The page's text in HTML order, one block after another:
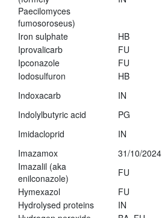
Paecilomyces
fumosoroseus)
Iron sulphate HB
Iprovalicarb
FU
Ipconazole
FU
Iodosulfuron
HB
Indoxacarb
IN
Indolylbutyric acid
PG
Imidacloprid
IN
Imazamox
31/10/2024
Imazalil (aka
enilconazole)
FU
Hymexazol
FU
Hydrolysed proteins
IN